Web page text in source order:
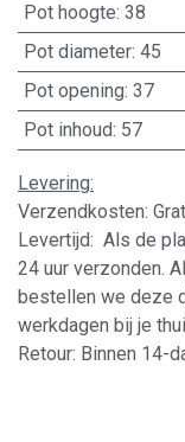
Pot hoogte: 38
Pot diameter: 45
Pot opening: 37
Pot inhoud: 57
Levering:
Verzendkosten:
Levertijd: Als de
24 uur verzonden.
bestellen we deze
werkdagen bij je
Retour: Binnen 14-